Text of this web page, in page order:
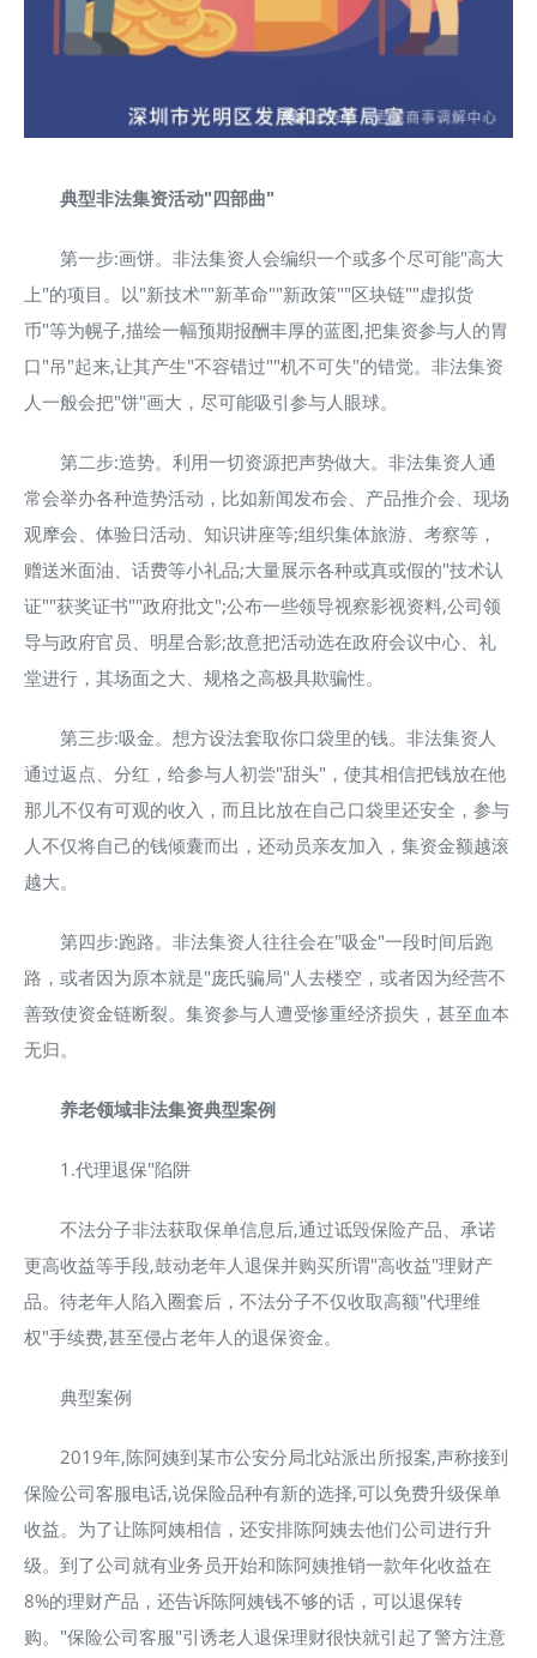
典型非法集资活动"四部曲"
第一步:画饼。非法集资人会编织一个或多个尽可能"高大
上"的项目。以"新技术""新革命""新政策""区块链""虚拟货
币"等为幌子,描绘一幅预期报酬丰厚的蓝图,把集资参与人的胃
口"吊"起来,让其产生"不容错过""机不可失"的错觉。非法集资
人一般会把"饼"画大，尽可能吸引参与人眼球。
第二步:造势。利用一切资源把声势做大。非法集资人通
常会举办各种造势活动，比如新闻发布会、产品推介会、现场
观摩会、体验日活动、知识讲座等;组织集体旅游、考察等，
赠送米面油、话费等小礼品;大量展示各种或真或假的"技术认
证""获奖证书""政府批文";公布一些领导视察影视资料,公司领
导与政府官员、明星合影;故意把活动选在政府会议中心、礼
堂进行，其场面之大、规格之高极具欺骗性。
第三步:吸金。想方设法套取你口袋里的钱。非法集资人
通过返点、分红，给参与人初尝"甜头"，使其相信把钱放在他
那儿不仅有可观的收入，而且比放在自己口袋里还安全，参与
人不仅将自己的钱倾囊而出，还动员亲友加入，集资金额越滚
越大。
第四步:跑路。非法集资人往往会在"吸金"一段时间后跑
路，或者因为原本就是"庞氏骗局"人去楼空，或者因为经营不
善致使资金链断裂。集资参与人遭受惨重经济损失，甚至血本
无归。
养老领域非法集资典型案例
1.代理退保"陷阱
不法分子非法获取保单信息后,通过诋毁保险产品、承诺
更高收益等手段,鼓动老年人退保并购买所谓"高收益"理财产
品。待老年人陷入圈套后，不法分子不仅收取高额"代理维
权"手续费,甚至侵占老年人的退保资金。
典型案例
2019年,陈阿姨到某市公安分局北站派出所报案,声称接到
保险公司客服电话,说保险品种有新的选择,可以免费升级保单
收益。为了让陈阿姨相信，还安排陈阿姨去他们公司进行升
级。到了公司就有业务员开始和陈阿姨推销一款年化收益在
8%的理财产品，还告诉陈阿姨钱不够的话，可以退保转
购。"保险公司客服"引诱老人退保理财很快就引起了警方注意